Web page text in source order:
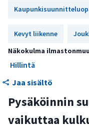
erillisiä
autoriippuvuutta
Kevyt liikenne
Näkokulma
Hillintä
Jaa sisältö
Pysäköinnin
vaikuttaa